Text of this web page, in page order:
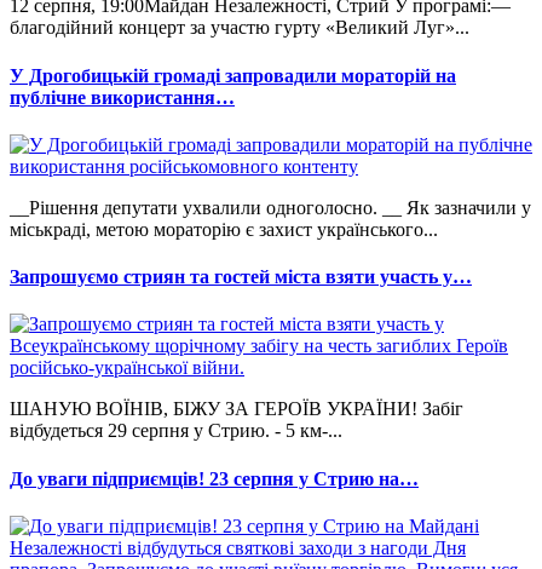
12 серпня, 19:00Майдан Незалежності, Стрий У програмі:—
благодійний концерт за участю гурту «Великий Луг»...
У Дрогобицькій громаді запровадили мораторій на
публічне використання…
__Рішення депутати ухвалили одноголосно. __ Як зазначили у
міськраді, метою мораторію є захист українського...
Запрошуємо стриян та гостей міста взяти участь у…
ШАНУЮ ВОЇНІВ, БІЖУ ЗА ГЕРОЇВ УКРАЇНИ! Забіг
відбудеться 29 серпня у Стрию. - 5 км-...
До уваги підприємців! 23 серпня у Стрию на…